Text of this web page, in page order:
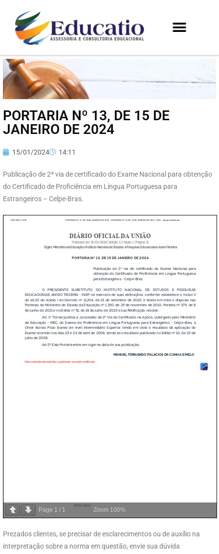
PORTARIA Nº 13, DE 15 DE
JANEIRO DE 2024
15/01/2024 14:11
Publicação de 2ª via de certificado do Exame Nacional para obtenção
do Certificado de Proficiência em Língua Portuguesa para
Estrangeiros – Celpe-Bras.
Page 1 / 1 Zoom 100%
Prezados clientes, se precisar de esclarecimentos ou de auxílio na
interpretação sobre a norma em questão, envie sua dúvida